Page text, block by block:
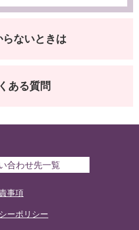
らないときは
ある質問
合わせ先一覧
事項
ーポリシー